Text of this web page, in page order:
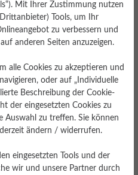
lesen
Mit Ihrer Zustimmung nutzen
Tools, um Ihr
zu verbessern und
anderen Seiten anzuzeigen.
alle Cookies zu akzeptieren und
oder auf „Individuelle
Beschreibung der Cookie-
der eingesetzten Cookies zu
Auswahl zu treffen. Sie können
ändern / widerrufen.
eingesetzten Tools und der
wir und unsere Partner durch